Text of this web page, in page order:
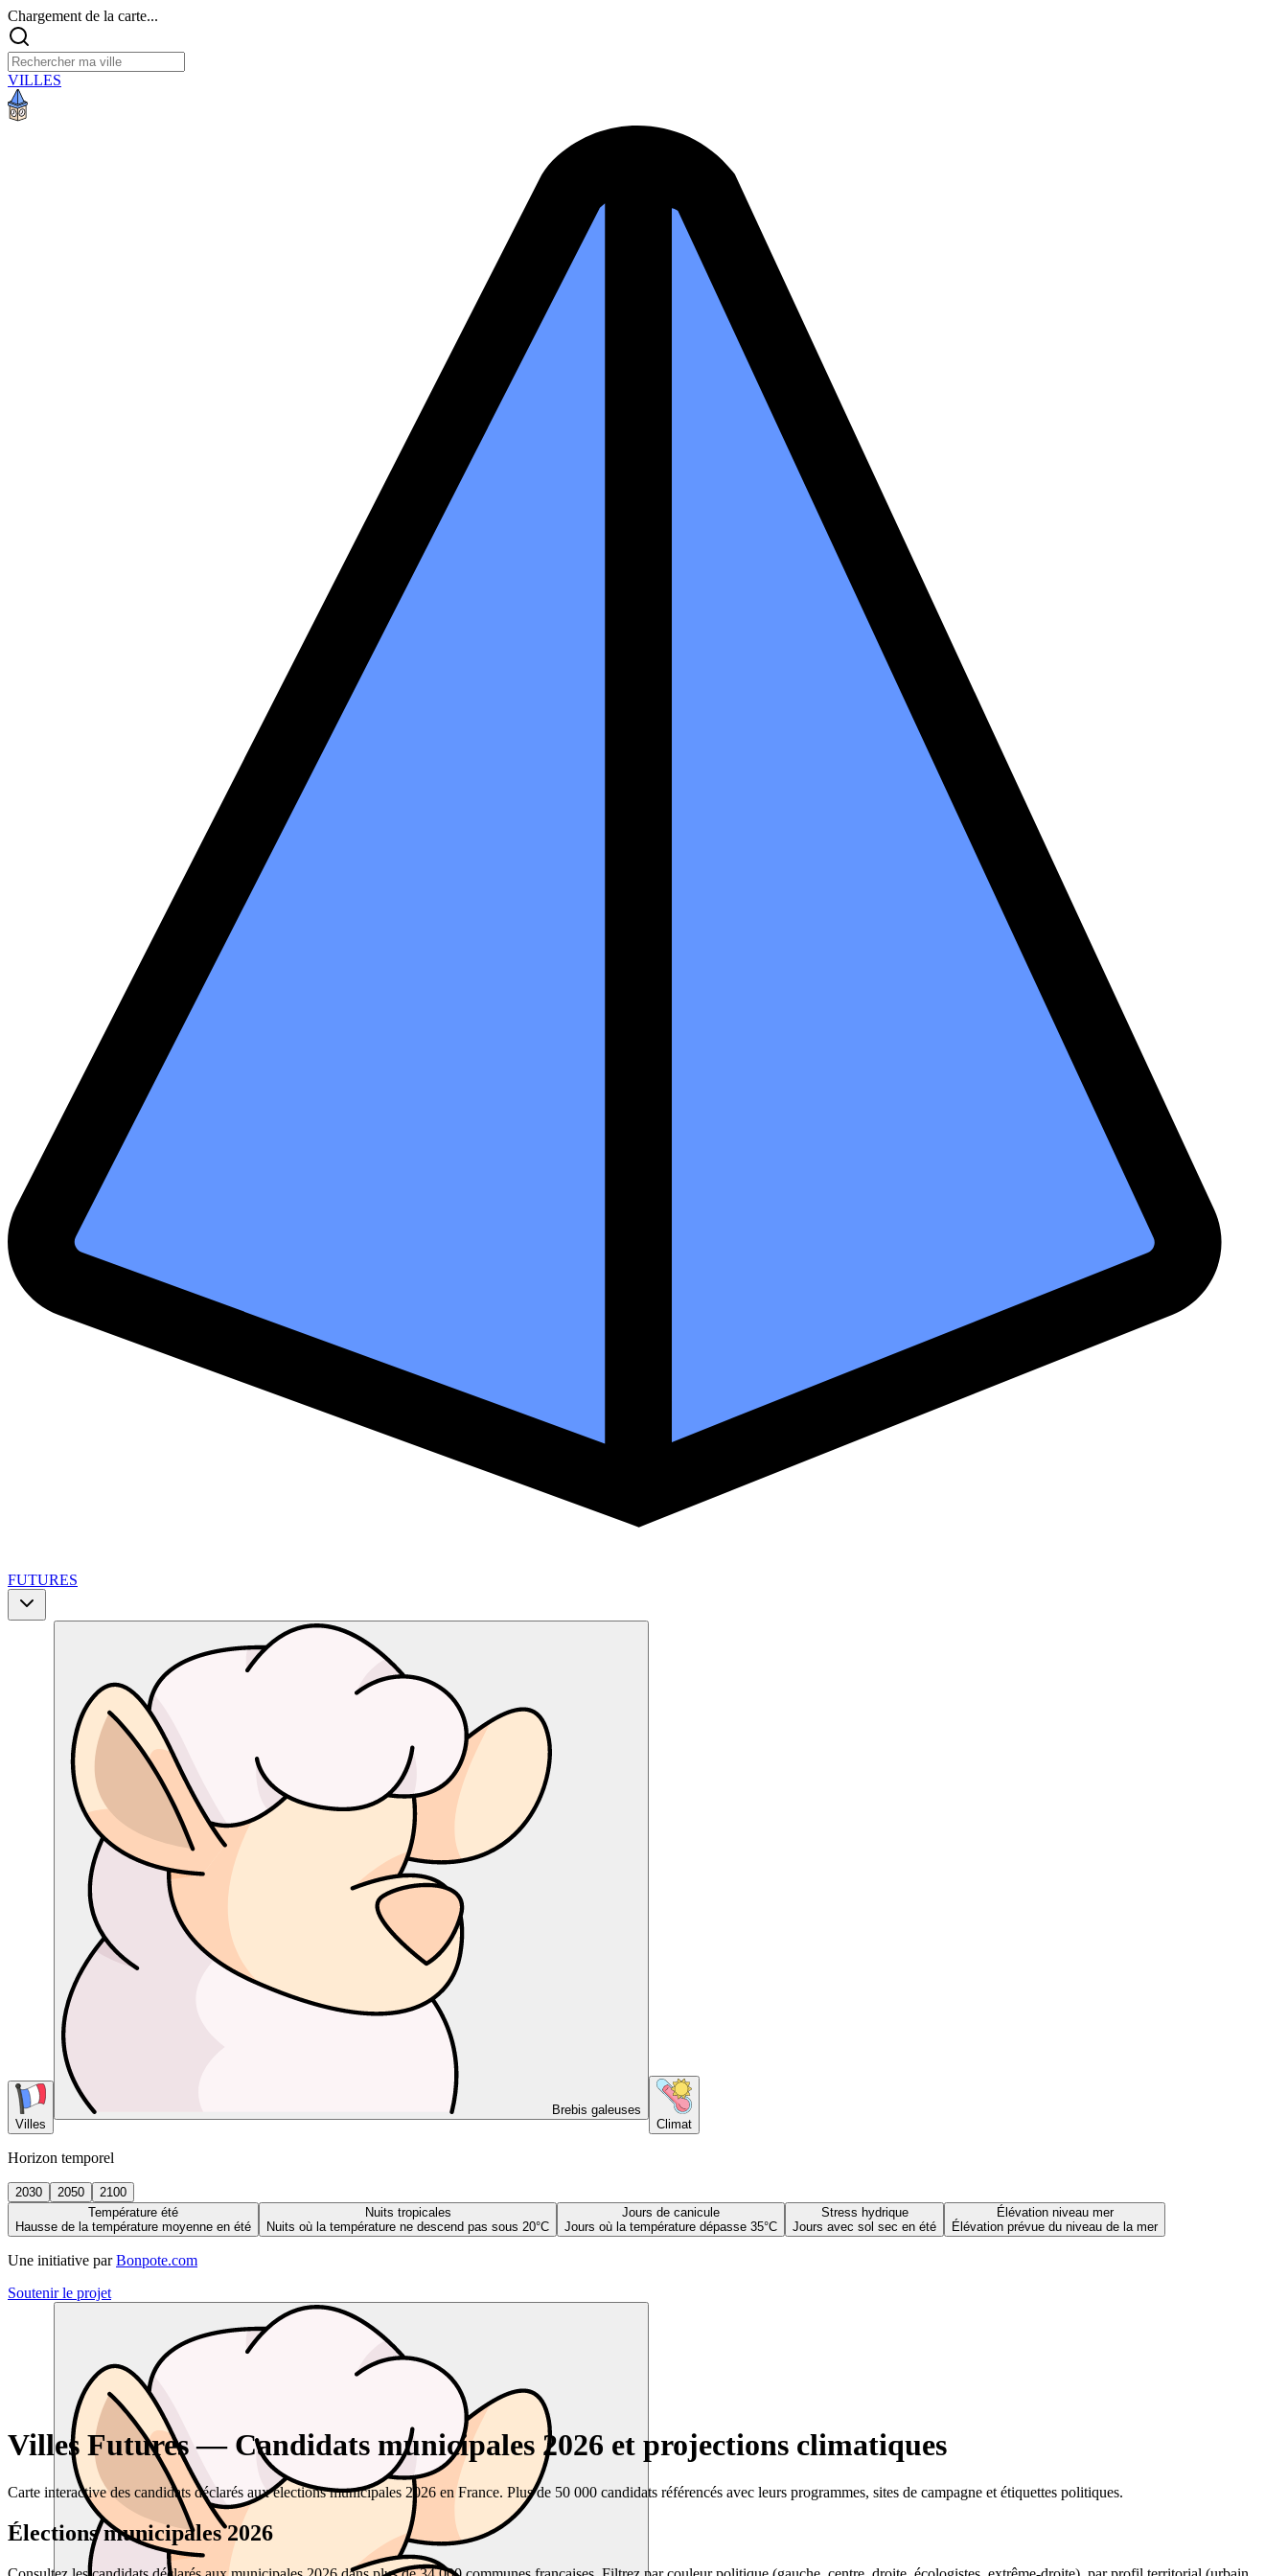
Chargement de la carte...
VILLES
FUTURES
Villes
Brebis galeuses
Climat
Horizon temporel
2030 2050
2100
Température été
Hausse de la température moyenne en été
Nuits tropicales
Nuits où la température ne descend pas sous 20°C
Jours de canicule
Jours où la température dépasse 35°C
Stress hydrique
Jours avec sol sec en été
Élévation niveau mer
Élévation prévue du niveau de la mer
Une initiative par Bonpote.com
Soutenir le projet
Villes Futures — Candidats municipales 2026 et projections climatiques
Carte interactive des candidats déclarés aux élections municipales 2026 en France. Plus de 50 000 candidats référencés avec leurs programmes, sites de campagne et étiquettes politiques.
Élections municipales 2026